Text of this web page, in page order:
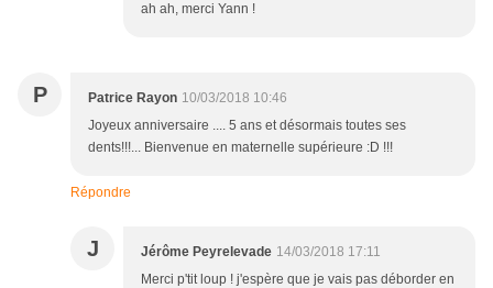
ah ah, merci Yann !
P Patrice Rayon 10/03/2018 10:46
Joyeux anniversaire .... 5 ans et désormais toutes ses
dents!!!... Bienvenue en maternelle supérieure :D !!!
Répondre
J Jérôme Peyrelevade 14/03/2018 17:11
Merci p'tit loup ! j'espère que je vais pas déborder en